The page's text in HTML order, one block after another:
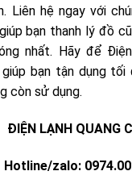
Liên hệ ngay với
bạn thanh lý đồ
nhất. Hãy để
giúp bạn tận dụng
còn sử dụng.
ĐIỆN LẠNH QUANG
Hotline/zalo: